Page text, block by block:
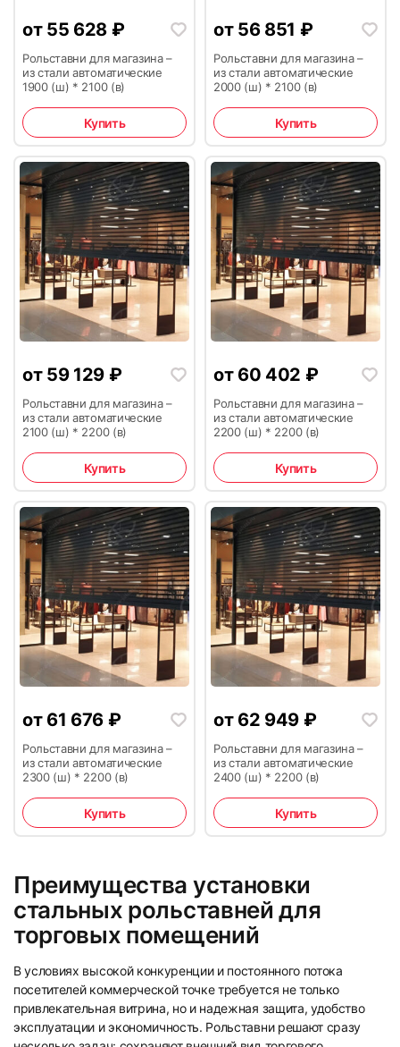
от 55 628 ₽
Рольставни для магазина –
из стали автоматические
1900 (ш) * 2100 (в)
Купить
от 56 851 ₽
Рольставни для магазина –
из стали автоматические
2000 (ш) * 2100 (в)
Купить
от 59 129 ₽
Рольставни для магазина –
из стали автоматические
2100 (ш) * 2200 (в)
Купить
от 60 402 ₽
Рольставни для магазина –
из стали автоматические
2200 (ш) * 2200 (в)
Купить
от 61 676 ₽
Рольставни для магазина –
из стали автоматические
2300 (ш) * 2200 (в)
Купить
от 62 949 ₽
Рольставни для магазина –
из стали автоматические
2400 (ш) * 2200 (в)
Купить
Преимущества установки
стальных рольставней для
торговых помещений
В условиях высокой конкуренции и постоянного потока
посетителей коммерческой точке требуется не только
привлекательная витрина, но и надежная защита, удобство
эксплуатации и экономичность. Рольставни решают сразу